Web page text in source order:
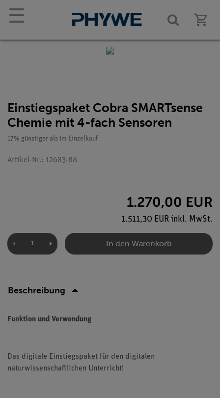
☰
Einstiegspaket Cobra SMARTsense
Chemie mit 4-fach Sensoren
17% günstiger als im Einzelkauf
Artikel-Nr.: 12683-88
1.270,00 EUR
1.511,30 EUR inkl. MwSt.
In den Warenkorb
Beschreibung
Funktion und Verwendung
Das digitale Einstiegspaket für den digitalen
naturwissenschaftlichen Unterricht!